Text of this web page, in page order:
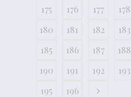
175
176 177 178
180
181 182 183
185
186 187 188
190
191 192 193
195
196